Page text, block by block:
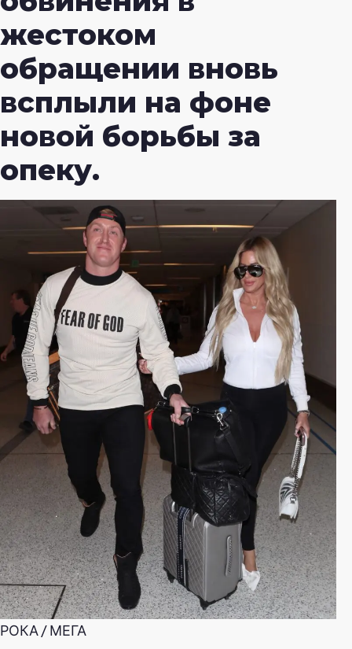
жестоком
обращении вновь
всплыли на фоне
новой борьбы за
опеку.
РОКА / МЕГА